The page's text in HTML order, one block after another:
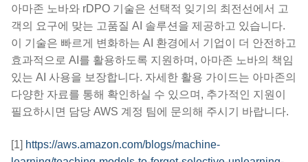
아마존 노바와 rDPO 기술은 선택적 잊기의 최전선에서 고
객의 요구에 맞는 고품질 AI 솔루션을 제공하고 있습니다.
이 기술은 빠르게 변화하는 AI 환경에서 기업이 더 안전하고
효과적으로 AI를 활용하도록 지원하며, 아마존 노바의 책임
있는 AI 사용을 보장합니다. 자세한 활용 가이드는 아마존의
다양한 자료를 통해 확인하실 수 있으며, 추가적인 지원이
필요하시면 담당 AWS 계정 팀에 문의해 주시기 바랍니다.
[1] https://aws.amazon.com/blogs/machine-